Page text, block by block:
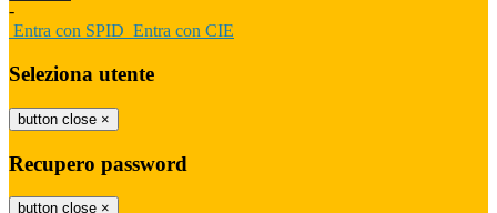
-
Entra con SPID Entra con CIE
Seleziona utente
button close ×
Recupero password
button close ×